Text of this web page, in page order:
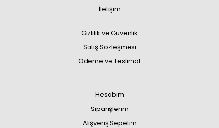
İletişim
Gizlilik ve Güvenlik
Satış Sözleşmesi
Ödeme ve Teslimat
Hesabım
Siparişlerim
Alışveriş Sepetim